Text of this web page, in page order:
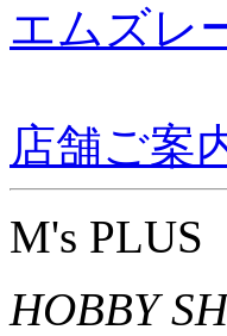
エムズレ
店舗ご案
M's PLUS
HOBBY